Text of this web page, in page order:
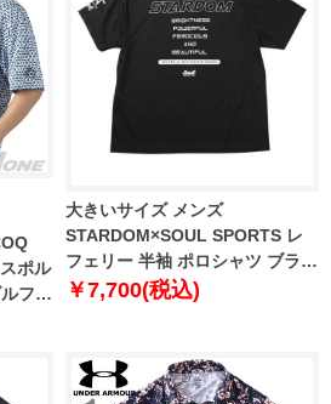
ポル
フ
接触
大きいサイズ メンズ
STARDOM×SOUL SPORTS レ
フェリー 半袖 ポロシャツ ブラッ
ク 1278-6593-1 3L 4L 5L 6L
￥7,700(税込)